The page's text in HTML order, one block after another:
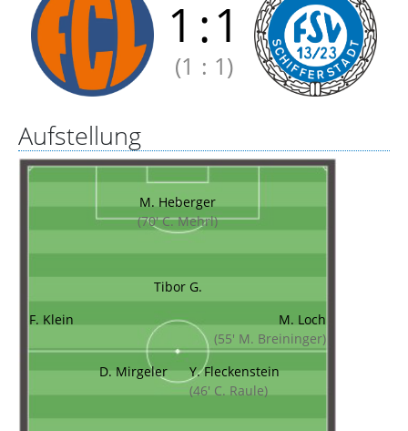
1 :1
(1 : 1)
Aufstellung
M. Heberger
(70' C. Mehrl)
Tibor G.
F. Klein
M. Loch
(55' M. Breininger)
D. Mirgeler
Y. Fleckenstein
(46' C. Raule)